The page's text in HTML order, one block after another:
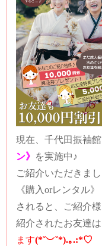
現在、千代田振袖
ン》 を実施中♪
ご紹介いただきま
《購入orレンタル》
されると、
ご紹介
紹介されたお友達は
ます(*˘︶˘*).｡.:*♡